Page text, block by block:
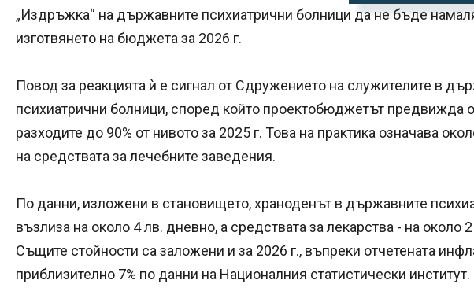
„Издръжка“ на държавните психиатрични болници да не бъде
изготвянето на бюджета за 2026 г.
Повод за реакцията ѝ е сигнал от Сдружението на служителите в
психиатрични болници, според който проектобюджетът предвижда
разходите до 90% от нивото за 2025 г. Това на практика означава
на средствата за лечебните заведения.
По данни, изложени в становището, храноденът в държавните
възлиза на около 4 лв. дневно, а средствата за лекарства - на около
Същите стойности са заложени и за 2026 г., въпреки отчетената
приблизително 7% по данни на Националния статистически институт.